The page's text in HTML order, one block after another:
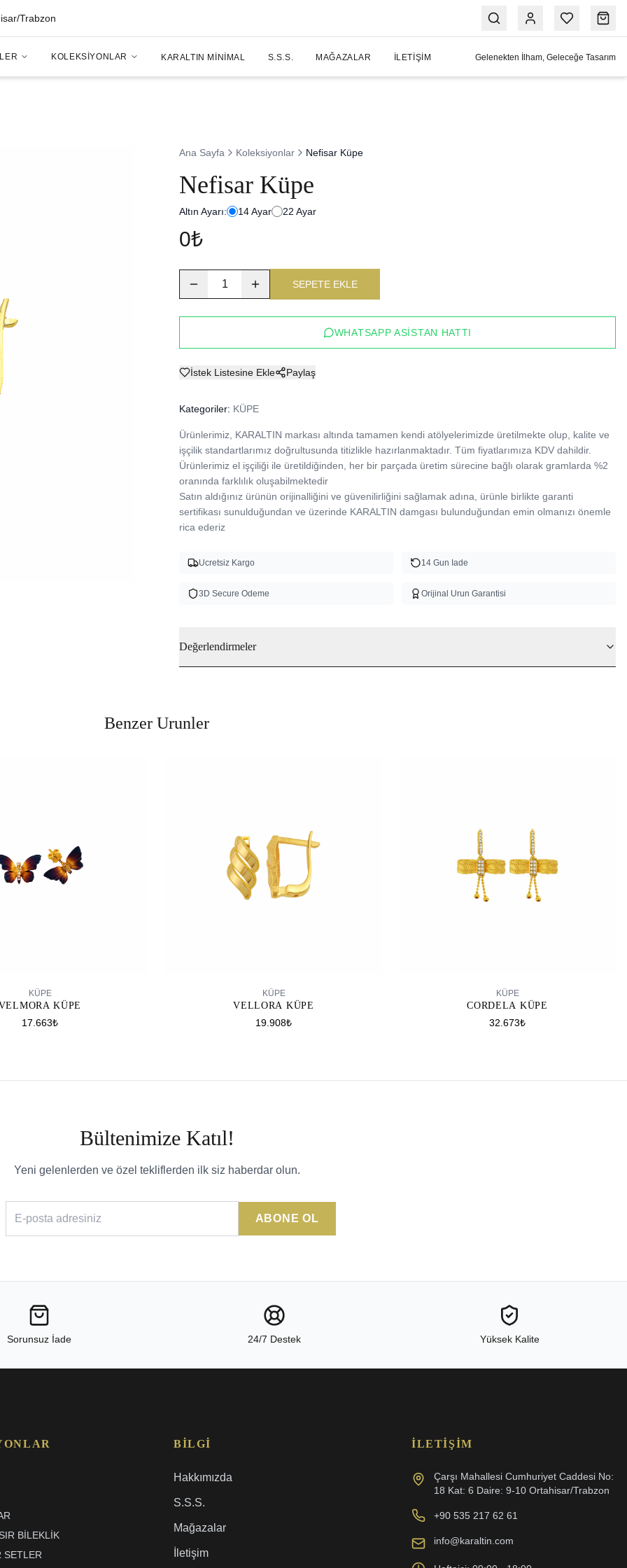
Trabzon
KOLEKSIYONLAR KARALTIN MINIMAL S.S.S. MAĞAZALAR İLETIŞIM Gelenekten İlham, Geleceğe Tasarım
Ana Sayfa Koleksiyonlar Nefisar Küpe
Nefisar Küpe
Altın Ayarı: 14Ayar 22 Ayar
0₺
1 SEPETE EKLE
WHATSAPP ASISTAN HATTI
İstek Listesine Ekle Paylaş
Kategoriler: KÜPE
Ürünlerimiz, KARALTIN markası altında tamamen kendi atölyelerimizde üretilmekte olup, kalite ve
işçilik standartlarımız doğrultusunda titizlikle hazırlanmaktadır. Tüm fiyatlarımıza KDV dahildir.
Ürünlerimiz el işçiliği ile üretildiğinden, her bir parçada üretim sürecine bağlı olarak gramlarda %2
oranında farklılık oluşabilmektedir
Satın aldığınız ürünün orijinalliğini ve güvenilirliğini sağlamak adına, ürünle birlikte garanti
sertifikası sunulduğundan ve üzerinde KARALTIN damgası bulunduğundan emin olmanızı önemle
rica ederiz
Ucretsiz Kargo 14 Gun Iade
3D Secure Odeme Orijinal Urun Garantisi
Değerlendirmeler
Benzer Urunler
KÜPE
KÜPE
17.663₺
KÜPE
VELLORA KÜPE
19.908₺
KÜPE
CORDELA KÜPE
32.673₺
Bültenimize Katıl!
Yeni gelenlerden ve özel tekliflerden ilk siz haberdar olun.
ABONE OL
Sorunsuz İade 24/7 Destek Yüksek Kalite
BILEKLIK
SETLER
BILGI
Hakkımızda
S.S.S.
Mağazalar
İletişim
İLETIŞIM
Çarşı Mahallesi Cumhuriyet Caddesi No:
18 Kat: 6 Daire: 9-10 Ortahisar/Trabzon
+90 535 217 62 61
info@karaltin.com